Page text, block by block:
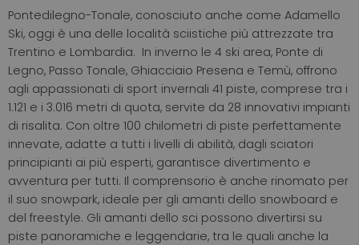
Pontedilegno-Tonale, conosciuto anche come Adamello
Ski, oggi è una delle località sciistiche più attrezzate tra
Trentino e Lombardia. In inverno le 4 ski area, Ponte di
Legno, Passo Tonale, Ghiacciaio Presena e Temù, offrono
agli appassionati di sport invernali 41 piste, comprese tra i
1.121 e i 3.016 metri di quota, servite da 28 innovativi impianti
di risalita. Con oltre 100 chilometri di piste perfettamente
innevate, adatte a tutti i livelli di abilità, dagli sciatori
principianti ai più esperti, garantisce divertimento e
avventura per tutti. Il comprensorio è anche rinomato per
il suo snowpark, ideale per gli amanti dello snowboard e
del freestyle. Gli amanti dello sci possono divertirsi su
piste panoramiche e leggendarie, tra le quali anche la